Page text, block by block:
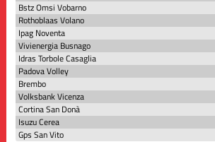
Bstz Omsi Vobarno
Rothoblaas Volano
Ipag Noventa
Vivienergia Busnago
Idras Torbole Casaglia
Padova Volley
Brembo
Volksbank Vicenza
Cortina San Donà
Isuzu Cerea
Gps San Vito